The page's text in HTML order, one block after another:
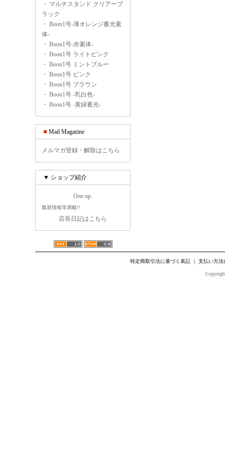
・ マルチスタンド クリアーブ
ラック
・ Boon1号-薄オレンジ蓄光素
体-
・ Boon1号-赤素体-
・ Boon1号 ライトピンク
・ Boon1号 ミントブルー
・ Boon1号 ピンク
・ Boon1号 ブラウン
・ Boon1号 -乳白色-
・ Boon1号 -黄緑蓄光-
Mail Magazine
メルマガ登録・解除はこちら
▼ ショップ紹介
One up.
最新情報等満載!!
店長日記はこちら
特定商取引法に基づく表記｜ 支払い方法